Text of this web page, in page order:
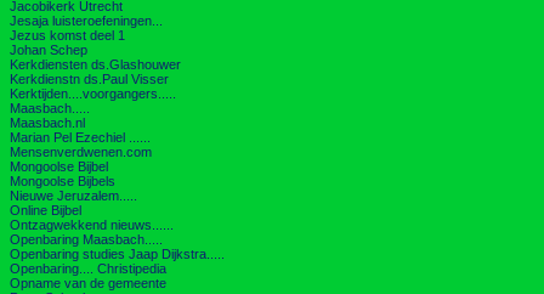
Jacobikerk Utrecht
Jesaja luisteroefeningen...
Jezus komst deel 1
Johan Schep
Kerkdiensten ds.Glashouwer
Kerkdienstn ds.Paul Visser
Kerktijden....voorgangers.....
Maasbach.....
Maasbach.nl
Marian Pel Ezechiel ......
Mensenverdwenen.com
Mongoolse Bijbel
Mongoolse Bijbels
Nieuwe Jeruzalem.....
Online Bijbel
Ontzagwekkend nieuws......
Openbaring Maasbach.....
Openbaring studies Jaap Dijkstra.....
Openbaring.... Christipedia
Opname van de gemeente